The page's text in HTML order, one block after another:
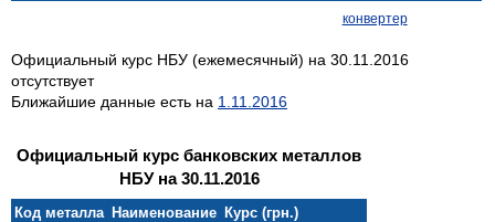
конвертер
Официальный курс НБУ (ежемесячный) на 30.11.2016
отсутствует
Ближайшие данные есть на 1.11.2016
Официальный курс банковских металлов
НБУ на 30.11.2016
Код металла Наименование Курс (грн.)